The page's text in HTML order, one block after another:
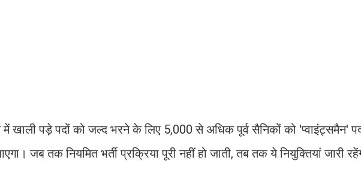
खाली पड़े पदों को जल्द भरने के लिए 5,000 से अधिक पूर्व सैनिकों को 'प्वाइंट्समैन'
जब तक नियमित भर्ती प्रक्रिया पूरी नहीं हो जाती, तब तक ये नियुक्तियां जारी